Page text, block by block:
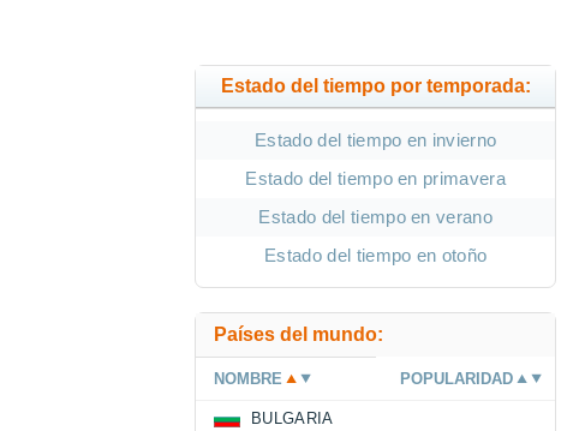
Estado del tiempo por temporada:
Estado del tiempo en invierno
Estado del tiempo en primavera
Estado del tiempo en verano
Estado del tiempo en otoño
Países del mundo:
NOMBRE POPULARIDAD
BULGARIA